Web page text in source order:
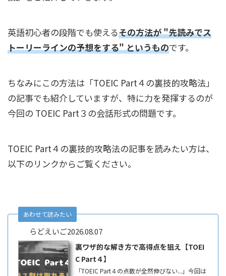
英語初心者の段階でも使えるその方法が "先読みでス
トーリーラインの予想をする" というものです。
ちなみにこの方法は「TOEIC Part４の裏技的攻略法」
の記事でも紹介していますが、特に力を発揮するのが
今回の TOEIC Part３の会話形式の問題です。
TOEIC Part４の裏技的攻略法の記事を読みたい方は、
以下のリンクからご覧ください。
らどえいご
あわせて読みたい
2026.08.07
裏ワザ的な解き方で高得点を狙え【TOEI
C Part４】
「TOEIC Part４の点数が全然伸びない...」今回は